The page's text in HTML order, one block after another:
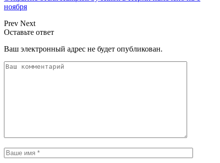
ноября
Prev Next
Оставьте ответ
Ваш электронный адрес не будет опубликован.